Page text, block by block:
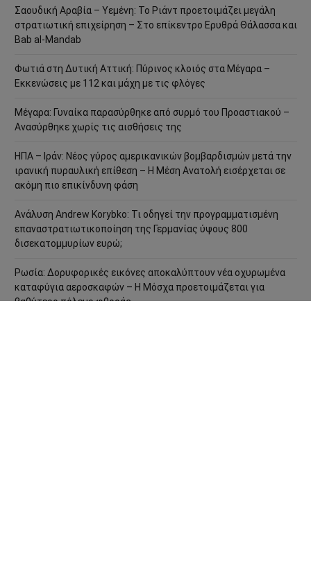
Σαουδική Αραβία – Υεμένη: Το Ριάντ προετοιμάζει μεγάλη
στρατιωτική επιχείρηση – Στο επίκεντρο Ερυθρά Θάλασσα και
Bab al-Mandab
Φωτιά στη Δυτική Αττική: Πύρινος κλοιός στα Μέγαρα –
Εκκενώσεις με 112 και μάχη με τις φλόγες
Μέγαρα: Γυναίκα παρασύρθηκε από συρμό του Προαστιακού –
Ανασύρθηκε χωρίς τις αισθήσεις της
ΗΠΑ – Ιράν: Νέος γύρος αμερικανικών βομβαρδισμών μετά την
ιρανική πυραυλική επίθεση – Η Μέση Ανατολή εισέρχεται σε
ακόμη πιο επικίνδυνη φάση
Ανάλυση Andrew Korybko: Τι οδηγεί την προγραμματισμένη
επαναστρατιωτικοποίηση της Γερμανίας ύψους 800
δισεκατομμυρίων ευρώ;
Ρωσία: Δορυφορικές εικόνες αποκαλύπτουν νέα οχυρωμένα
καταφύγια αεροσκαφών – Η Μόσχα προετοιμάζεται για
βαθύτερο πόλεμο φθοράς